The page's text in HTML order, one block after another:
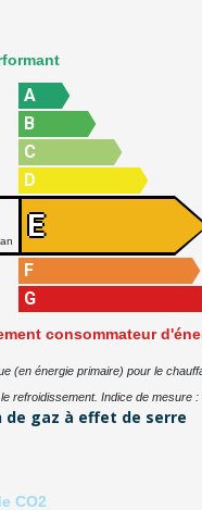
A
B
C
D
E
F
G
consommateur
(en énergie primaire) pour le
refroidissement. Indice de mesure :
de gaz à effet de serre
CO2